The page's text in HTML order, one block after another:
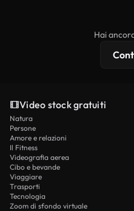
Hai
Video stock gratuiti
Natura
Persone
Amore e relazioni
Il Fitness
Videografia aerea
Cibo e bevande
Viaggiare
Trasporti
Tecnologia
Zoom di sfondo virtuale